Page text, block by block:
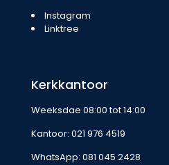
Instagram
Linktree
Kerkkantoor
Weeksdae 08:00 tot 14:00
Kantoor: 021 976 4519
WhatsApp: 081 045 2428